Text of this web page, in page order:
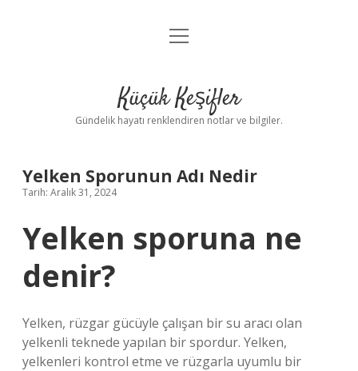
Anasayfa
Yasal Uyarı
menüyü
Küçük Keşifler
Gündelik hayatı renklendiren notlar ve bilgiler.
Yelken Sporunun Adı Nedir
Tarih: Aralık 31, 2024
Yelken sporuna ne
denir?
Yelken, rüzgar gücüyle çalışan bir su aracı olan
yelkenli teknede yapılan bir spordur. Yelken,
yelkenleri kontrol etme ve rüzgarla uyumlu bir